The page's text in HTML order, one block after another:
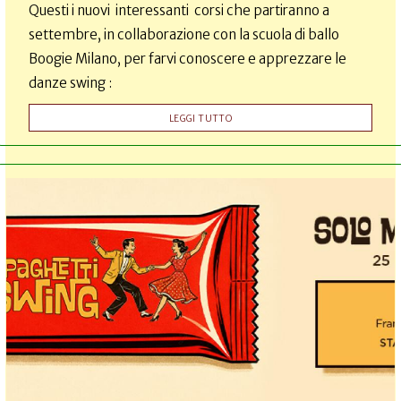
Questi i nuovi interessanti corsi che partiranno a
settembre, in collaborazione con la scuola di ballo
Boogie Milano, per farvi conoscere e apprezzare le
danze swing :
LEGGI TUTTO